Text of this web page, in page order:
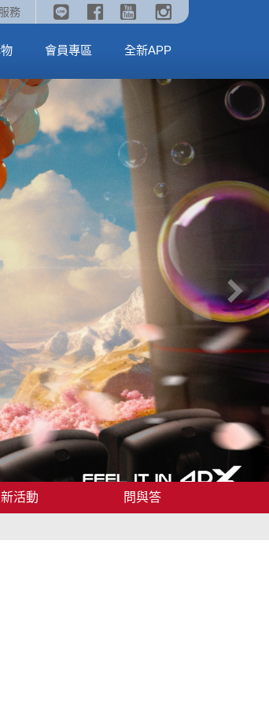
務
汪隊立大功：恐龍大電影》
哇》🥤威秀獨家電影套餐🥤
全台熱賣中
MORE會員專區 全新APP
活動 問與答